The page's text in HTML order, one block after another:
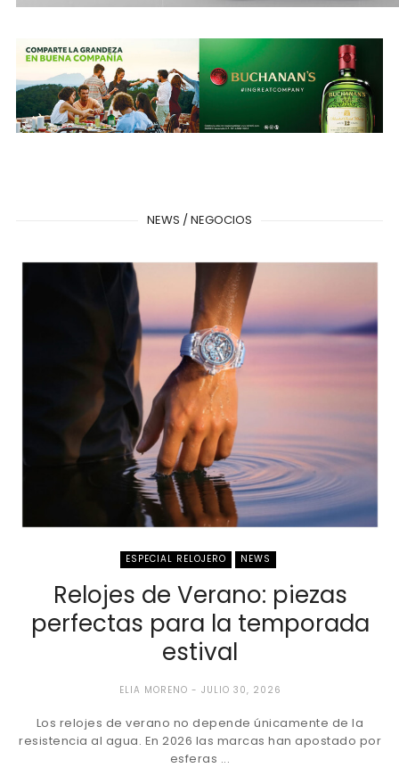
NEWS / NEGOCIOS
ESPECIAL RELOJERO NEWS
Relojes de Verano: piezas
perfectas para la temporada
estival
ELIA MORENO JULIO 30, 2026
Los relojes de verano no depende únicamente de la
resistencia al agua. En 2026 las marcas han apostado por
esferas ...